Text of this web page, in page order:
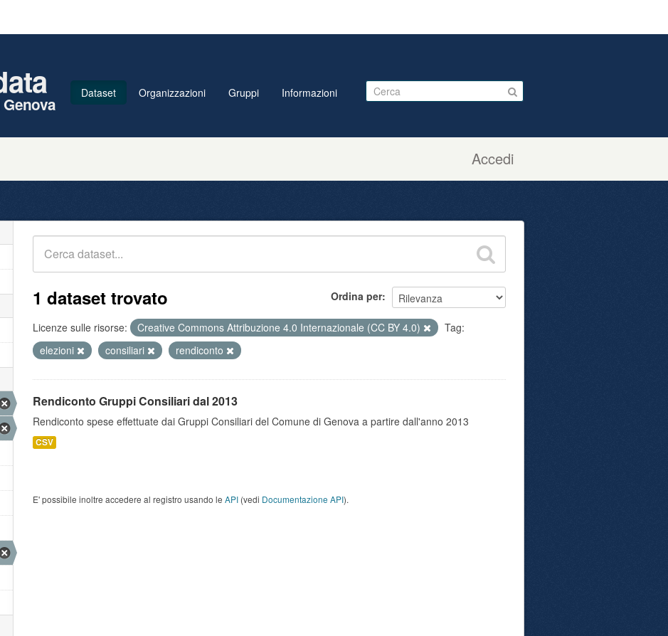
Accedi
Dataset Organizzazioni Gruppi Informazioni
Ordina per
1 dataset trovato
Licenze sulle risorse: Creative Commons Attribuzione 4.0 Internazionale (CC BY 4.0)
Tag:
elezioni
consiliari rendiconto
Rendiconto Gruppi Consiliari dal 2013
Rendiconto spese effettuate dai Gruppi Consiliari del Comune di Genova a partire dall'anno 2013
CSV
E' possibile inoltre accedere al registro usando le API (vedi Documentazione API).